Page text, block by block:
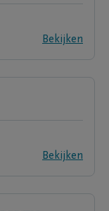
Bekijken
Bekijken